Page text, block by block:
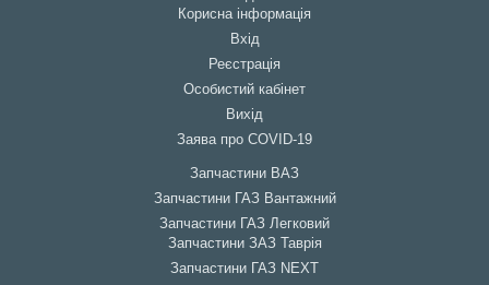
Корисна інформація
Вхід
Реєстрація
Особистий кабінет
Вихід
Заява про COVID-19
Запчастини ВАЗ
Запчастини ГАЗ Вантажний
Запчастини ГАЗ Легковий
Запчастини ЗАЗ Таврія
Запчастини ГАЗ NEXT